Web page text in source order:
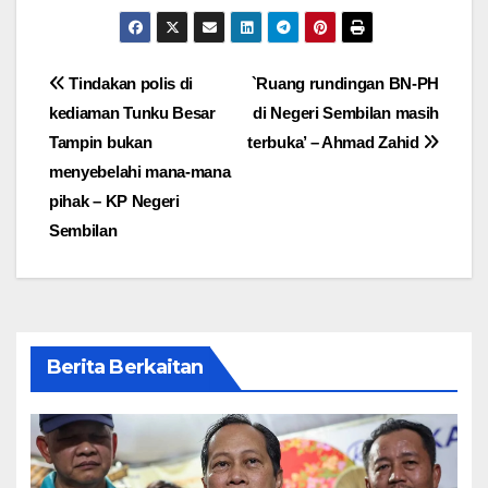
Post
navigation
`Ruang rundingan BN-PH
di Negeri Sembilan masih
terbuka’ – Ahmad Zahid
Tindakan polis di
kediaman Tunku Besar
Tampin bukan
menyebelahi mana-mana
pihak – KP Negeri
Sembilan
Berita Berkaitan